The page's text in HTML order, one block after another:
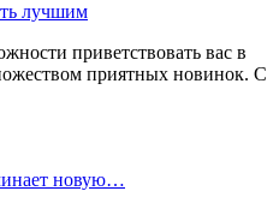
лучшим
приветствовать вас в
приятных новинок. С
новую…